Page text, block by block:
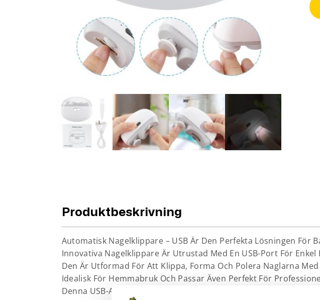
Produktbeskrivning
Automatisk Nagelklippare – USB Är Den Perfekta Lösningen För
Innovativa Nagelklippare Är Utrustad Med En USB-Port För
Den Är Utformad För Att Klippa, Forma Och Polera Naglarna
Idealisk För Hemmabruk Och Passar Även Perfekt För
Denna USB-Automatiska Nagelklippare.